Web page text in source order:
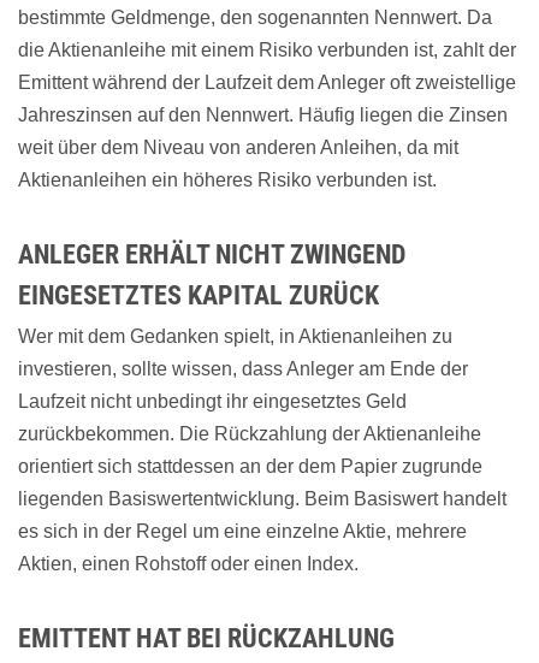
bestimmte Geldmenge, den sogenannten Nennwert. Da
die Aktienanleihe mit einem Risiko verbunden ist, zahlt der
Emittent während der Laufzeit dem Anleger oft zweistellige
Jahreszinsen auf den Nennwert. Häufig liegen die Zinsen
weit über dem Niveau von anderen Anleihen, da mit
Aktienanleihen ein höheres Risiko verbunden ist.
ANLEGER ERHÄLT NICHT ZWINGEND
EINGESETZTES KAPITAL ZURÜCK
Wer mit dem Gedanken spielt, in Aktienanleihen zu
investieren, sollte wissen, dass Anleger am Ende der
Laufzeit nicht unbedingt ihr eingesetztes Geld
zurückbekommen. Die Rückzahlung der Aktienanleihe
orientiert sich stattdessen an der dem Papier zugrunde
liegenden Basiswertentwicklung. Beim Basiswert handelt
es sich in der Regel um eine einzelne Aktie, mehrere
Aktien, einen Rohstoff oder einen Index.
EMITTENT HAT BEI RÜCKZAHLUNG